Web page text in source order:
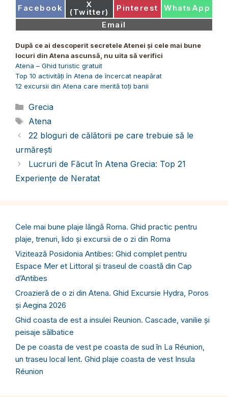
Share
Facebook Share
on
X
(Twitter) Share
Pinterest Share
WhatsApp
Share
on
Email
După ce ai descoperit secretele Atenei și cele mai bune
locuri din Atena ascunsă , nu uita să verifici
Atena – Ghid turistic gratuit
Top 10 activități în Atena de încercat neapărat
12 excursii din Atena care merită toți banii
Categorii
Grecia
Etichete
Atena
22 bloguri de călătorii pe care trebuie să le
urmărești
Lucruri de Făcut în Atena Grecia: Top 21
Experiențe de Neratat
Cele mai bune plaje lângă Roma. Ghid practic pentru
plaje, trenuri, lido și excursii de o zi din Roma
Vizitează Posidonia Antibes: Ghid complet pentru
Espace Mer et Littoral și traseul de coastă din Cap
d’Antibes
Croazieră de o zi din Atena. Ghid Excursie Hydra, Poros
și Aegina 2026
Ghid coasta de est a insulei Reunion. Cascade, vanilie și
peisaje sălbatice
De pe coasta de vest pe coasta de sud în La Réunion,
un traseu local lent. Ghid plaje coasta de vest Insula
Réunion